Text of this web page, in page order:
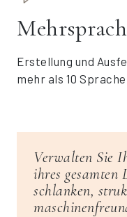
Erstellung und
mehr als 10
Verwalten Sie
ihres gesamten
schlanken,